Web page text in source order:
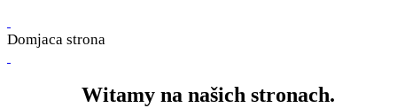
Domjaca strona
Witamy na našich stronach.